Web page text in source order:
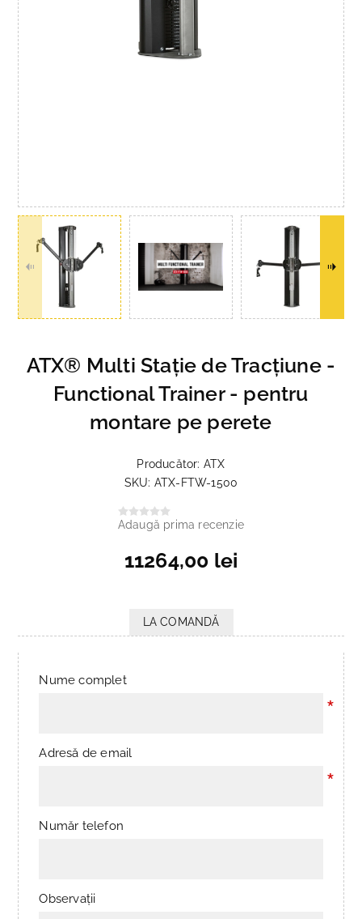
ATX® Multi Stație de Tracțiune -
Functional Trainer - pentru
montare pe perete
Producător: ATX
SKU: ATX-FTW-1500
Adaugă prima recenzie
11264,00 lei
LA COMANDĂ
Nume complet
*
Adresă de email
*
Număr telefon
Observații